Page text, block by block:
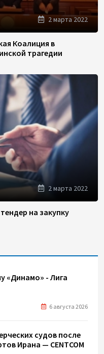
2 марта 2022
Коалиция в
трагедии
2 марта 2022
на закупку
«Динамо» - Лига
6 августа 2026
судов после
Ирана — CENTCOM